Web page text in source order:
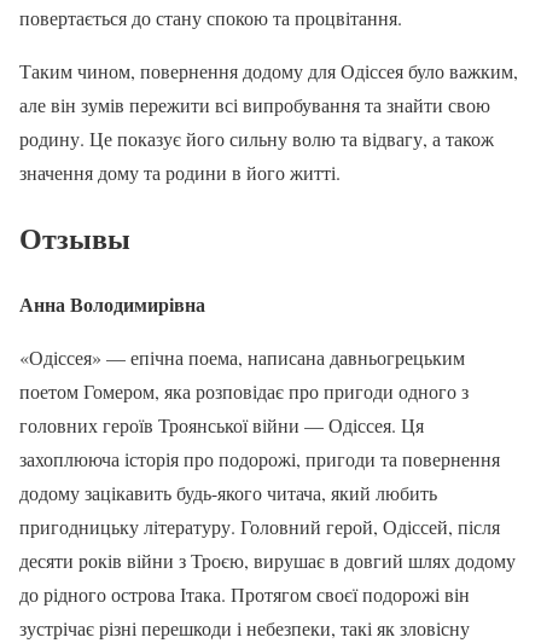
повертається до стану спокою та процвітання.
Таким чином, повернення додому для Одіссея було важким,
але він зумів пережити всі випробування та знайти свою
родину. Це показує його сильну волю та відвагу, а також
значення дому та родини в його житті.
Отзывы
Анна Володимирівна
«Одіссея» — епічна поема, написана давньогрецьким
поетом Гомером, яка розповідає про пригоди одного з
головних героїв Троянської війни — Одіссея. Ця
захоплююча історія про подорожі, пригоди та повернення
додому зацікавить будь-якого читача, який любить
пригодницьку літературу. Головний герой, Одіссей, після
десяти років війни з Троєю, вирушає в довгий шлях додому
до рідного острова Ітака. Протягом своєї подорожі він
зустрічає різні перешкоди і небезпеки, такі як зловісну